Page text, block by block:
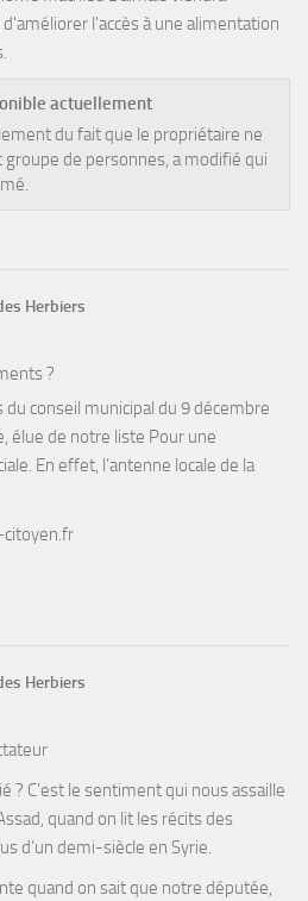
l'accès à une alimentation
actuellement
du fait que le propriétaire ne
groupe de personnes, a modifié qui
Herbiers
?
conseil municipal du 9 décembre
élue de notre liste Pour une
En effet, l’antenne locale de la
Herbiers
? C’est le sentiment qui nous assaille
quand on lit les récits des
d’un demi-siècle en Syrie.
quand on sait que notre députée,